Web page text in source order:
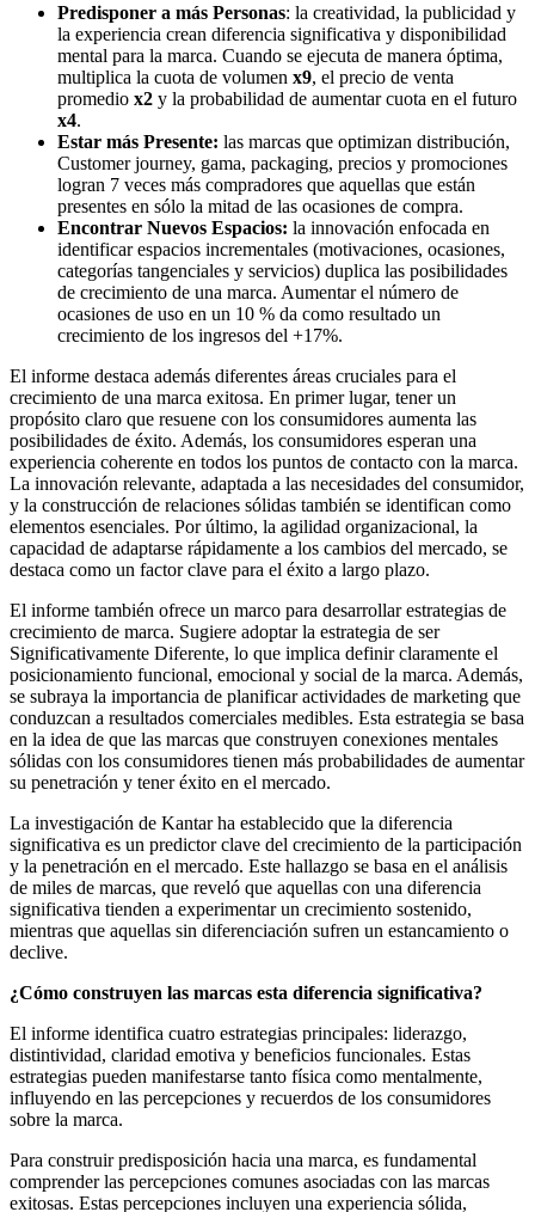
Predisponer a más Personas: la creatividad, la publicidad y
la experiencia crean diferencia significativa y disponibilidad
mental para la marca. Cuando se ejecuta de manera óptima,
multiplica la cuota de volumen x9, el precio de venta
promedio x2 y la probabilidad de aumentar cuota en el futuro
x4.
Estar más Presente: las marcas que optimizan distribución,
Customer journey, gama, packaging, precios y promociones
logran 7 veces más compradores que aquellas que están
presentes en sólo la mitad de las ocasiones de compra.
Encontrar Nuevos Espacios: la innovación enfocada en
identificar espacios incrementales (motivaciones, ocasiones,
categorías tangenciales y servicios) duplica las posibilidades
de crecimiento de una marca. Aumentar el número de
ocasiones de uso en un 10 % da como resultado un
crecimiento de los ingresos del +17%.
El informe destaca además diferentes áreas cruciales para el
crecimiento de una marca exitosa. En primer lugar, tener un
propósito claro que resuene con los consumidores aumenta las
posibilidades de éxito. Además, los consumidores esperan una
experiencia coherente en todos los puntos de contacto con la marca.
La innovación relevante, adaptada a las necesidades del consumidor,
y la construcción de relaciones sólidas también se identifican como
elementos esenciales. Por último, la agilidad organizacional, la
capacidad de adaptarse rápidamente a los cambios del mercado, se
destaca como un factor clave para el éxito a largo plazo.
El informe también ofrece un marco para desarrollar estrategias de
crecimiento de marca. Sugiere adoptar la estrategia de ser
Significativamente Diferente, lo que implica definir claramente el
posicionamiento funcional, emocional y social de la marca. Además,
se subraya la importancia de planificar actividades de marketing que
conduzcan a resultados comerciales medibles. Esta estrategia se basa
en la idea de que las marcas que construyen conexiones mentales
sólidas con los consumidores tienen más probabilidades de aumentar
su penetración y tener éxito en el mercado.
La investigación de Kantar ha establecido que la diferencia
significativa es un predictor clave del crecimiento de la participación
y la penetración en el mercado. Este hallazgo se basa en el análisis
de miles de marcas, que reveló que aquellas con una diferencia
significativa tienden a experimentar un crecimiento sostenido,
mientras que aquellas sin diferenciación sufren un estancamiento o
declive.
¿Cómo construyen las marcas esta diferencia significativa?
El informe identifica cuatro estrategias principales: liderazgo,
distintividad, claridad emotiva y beneficios funcionales. Estas
estrategias pueden manifestarse tanto física como mentalmente,
influyendo en las percepciones y recuerdos de los consumidores
sobre la marca.
Para construir predisposición hacia una marca, es fundamental
comprender las percepciones comunes asociadas con las marcas
exitosas. Estas percepciones incluyen una experiencia sólida,